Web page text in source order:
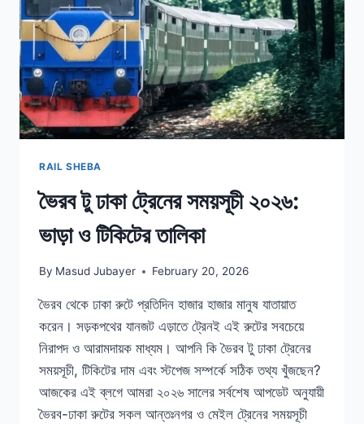
RAIL SHEBA
ভৈরব টু ঢাকা ট্রেনের সময়সূচী ২০২৬:
ভাড়া ও টিকিটের তালিকা
By Masud Jubayer February 20, 2026
ভৈরব থেকে ঢাকা রুটে প্রতিদিন হাজার হাজার মানুষ যাতায়াত
করেন। সড়কপথের যানজট এড়াতে ট্রেনই এই রুটের সবচেয়ে
নিরাপদ ও আরামদায়ক মাধ্যম। আপনি কি ভৈরব টু ঢাকা ট্রেনের
সময়সূচী, টিকিটের দাম এবং স্টপেজ সম্পর্কে সঠিক তথ্য খুঁজছেন?
আজকের এই ব্লগে আমরা ২০২৬ সালের সর্বশেষ আপডেট অনুযায়ী
ভৈরব-ঢাকা রুটের সকল আন্তঃনগর ও মেইল ট্রেনের সময়সূচী